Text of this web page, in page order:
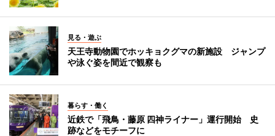
見る・遊ぶ
天王寺動物園でホッキョクグマの新施設 ジャンプ
や泳ぐ姿を間近で観察も
暮らす・働く
近鉄で「飛鳥・藤原 四神ライナー」運行開始 史
跡などをモチーフに